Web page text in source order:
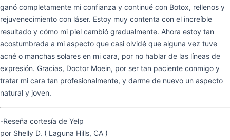
ganó completamente mi confianza y continué con Botox, rellenos y
rejuvenecimiento con láser. Estoy muy contenta con el increíble
resultado y cómo mi piel cambió gradualmente. Ahora estoy tan
acostumbrada a mi aspecto que casi olvidé que alguna vez tuve
acné o manchas solares en mi cara, por no hablar de las líneas de
expresión. Gracias, Doctor Moein, por ser tan paciente conmigo y
tratar mi cara tan profesionalmente, y darme de nuevo un aspecto
natural y joven.
-Reseña cortesía de Yelp
por Shelly D. ( Laguna Hills, CA )